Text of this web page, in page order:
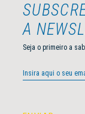
A
Seja o primeiro a